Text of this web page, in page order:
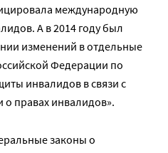
международную
А в 2014 году был
изменений в отдельные
Федерации по
инвалидов в связи с
правах инвалидов».
законы о